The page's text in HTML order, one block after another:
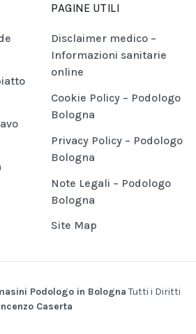
PAGINE UTILI
Disclaimer medico –
Informazioni sanitarie
online
Cookie Policy – Podologo
Bologna
Privacy Policy – Podologo
Bologna
Note Legali – Podologo
Bologna
Site Map
Podologo in Bologna Tutti i Diritti
Caserta